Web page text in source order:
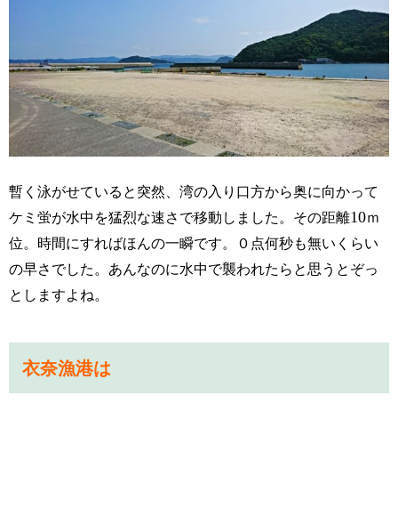
暫く泳がせていると突然、湾の入り口方から奥に向かって
ケミ蛍が水中を猛烈な速さで移動しました。その距離10ｍ
位。時間にすればほんの一瞬です。０点何秒も無いくらい
の早さでした。あんなのに水中で襲われたらと思うとぞっ
としますよね。
衣奈漁港は